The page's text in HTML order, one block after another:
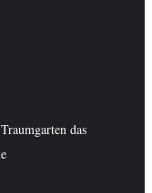
das